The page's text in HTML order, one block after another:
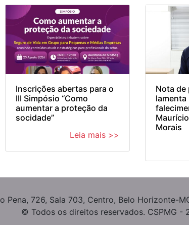
Inscrições abertas para o
III Simpósio “Como
aumentar a proteção da
socidade”
Leia mais >>
Nota de
Morais
Pena, 726, Sala 703, Centro, Belo Horizonte-
© Todos os direitos reservados. CSPMG -